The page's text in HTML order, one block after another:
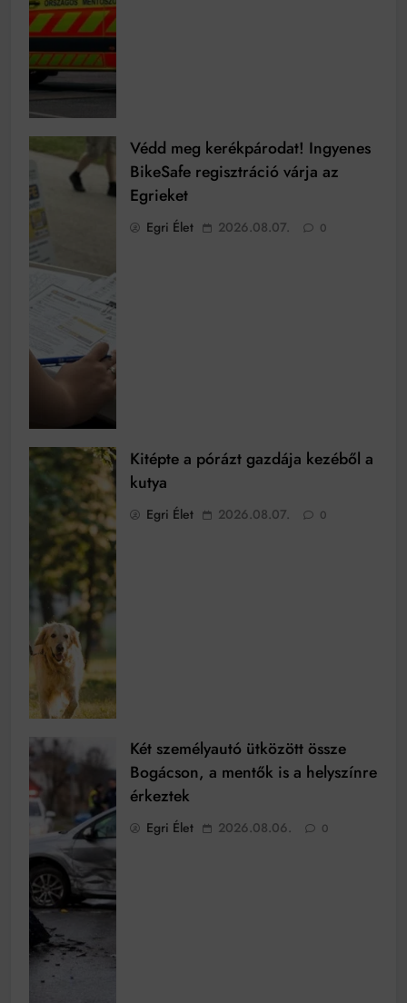
Védd meg kerékpárodat! Ingyenes
BikeSafe regisztráció várja az
Egrieket
Egri Élet 2026.08.07. 0
Kitépte a pórázt gazdája kezéből a
kutya
Egri Élet 2026.08.07. 0
Két személyautó ütközött össze
Bogácson, a mentők is a helyszínre
érkeztek
Egri Élet 2026.08.06. 0